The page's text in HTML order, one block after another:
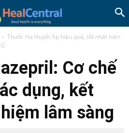
Thuốc Hạ Huyết Áp hiệu quả, tốt nhất hiện
Cơ chế
dụng, kết
lâm sàng